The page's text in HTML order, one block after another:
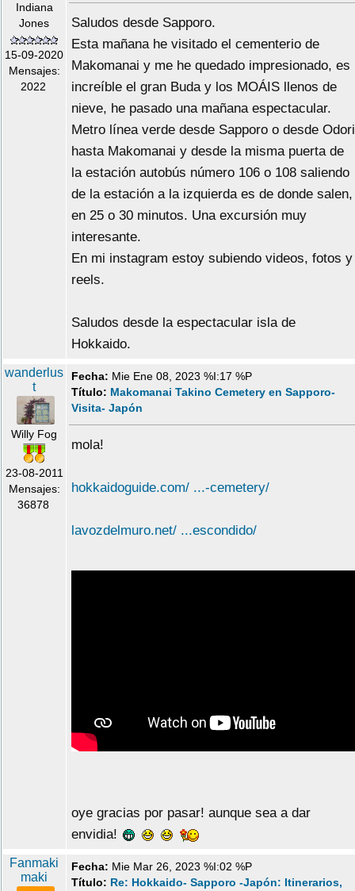
Indiana
Jones
15-09-2020
Mensajes:
2022
Saludos desde Sapporo.
Esta mañana he visitado el cementerio de
Makomanai y me he quedado impresionado, es
increíble el gran Buda y los MOÁIS llenos de
nieve, he pasado una mañana espectacular.
Metro línea verde desde Sapporo o desde Odori
hasta Makomanai y desde la misma puerta de
la estación autobús número 106 o 108 saliendo
de la estación a la izquierda es de donde salen,
en 25 o 30 minutos. Una excursión muy
interesante.
En mi instagram estoy subiendo videos, fotos y
reels.
Saludos desde la espectacular isla de
Hokkaido.
wanderlus
t
Willy Fog
23-08-2011
Mensajes:
36878
Fecha: Mie Ene 08, 2023 %I:17 %P
Título: Makomanai Takino Cemetery en Sapporo-
Visita- Japón
mola!
hokkaidoguide.com/ ...-cemetery/
lavozdelmuro.net/ ...escondido/
oye gracias por pasar! aunque sea a dar
envidia!
Fanmaki
maki
Fecha: Mie Mar 26, 2023 %I:02 %P
Título: Re: Hokkaido- Sapporo -Japón: Itinerarios,